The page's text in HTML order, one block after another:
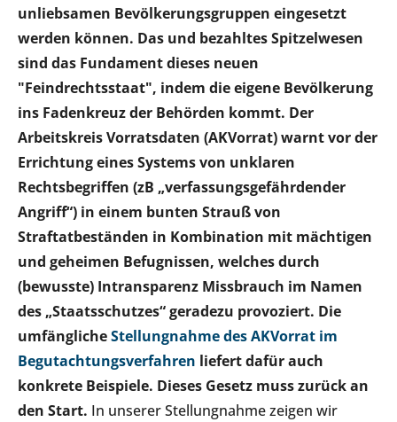
unliebsamen Bevölkerungsgruppen eingesetzt
werden können. Das und bezahltes Spitzelwesen
sind das Fundament dieses neuen
"Feindrechtsstaat", indem die eigene Bevölkerung
ins Fadenkreuz der Behörden kommt. Der
Arbeitskreis Vorratsdaten (AKVorrat) warnt vor der
Errichtung eines Systems von unklaren
Rechtsbegriffen (zB „verfassungsgefährdender
Angriff“) in einem bunten Strauß von
Straftatbeständen in Kombination mit mächtigen
und geheimen Befugnissen, welches durch
(bewusste) Intransparenz Missbrauch im Namen
des „Staatsschutzes“ geradezu provoziert. Die
umfänglicheStellungnahme des AKVorrat im
Begutachtungsverfahren liefert dafür auch
konkrete Beispiele. Dieses Gesetz muss zurück an
den Start. In unserer Stellungnahme zeigen wir